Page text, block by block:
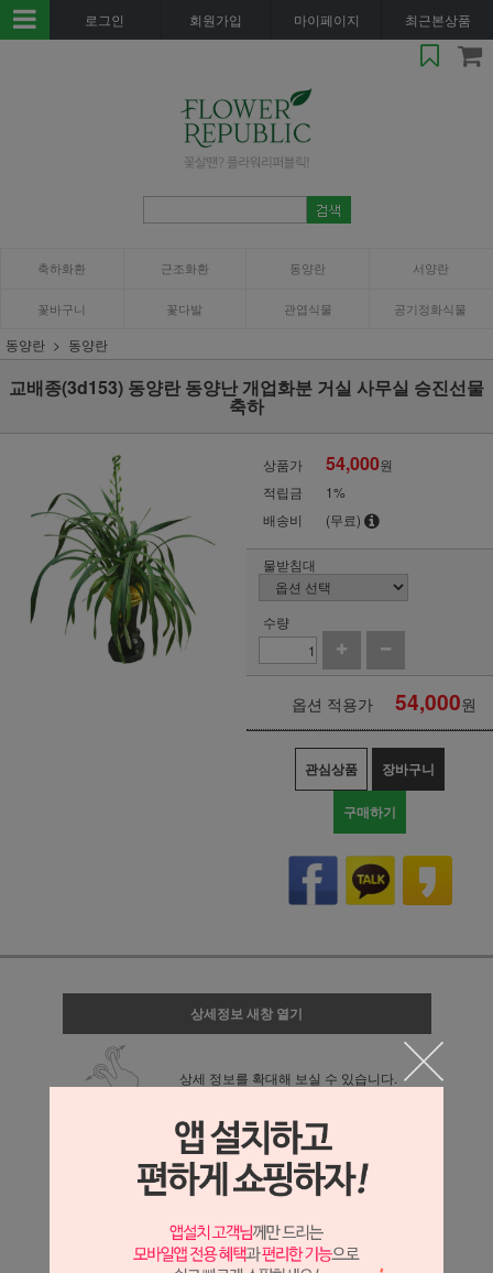
로그인 회원가입 마이페이지 최근본상품
축하화환 근조화환 동양란 서양란
꽃바구니 꽃다발 관엽식물 공기정화식물
동양란 동양란
교배종(3d153) 동양란 동양난 개업화분 거실 사무실 승진선물
축하
상품가 54,000원
적립금
1%
배송비
(무료)
물받침대
수량
옵션 적용가 54,000원
관심상품 장바구니
구매하기
상세정보 새창 열기
상세 정보를 확대해 보실 수 있습니다.